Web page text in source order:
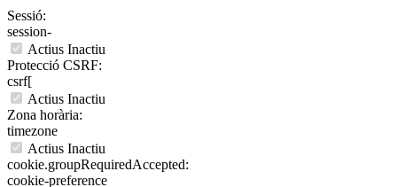
Sessió:
session-
Actius Inactiu
Protecció CSRF:
csrf[
Actius Inactiu
Zona horària:
timezone
Actius Inactiu
cookie.groupRequiredAccepted:
cookie-preference